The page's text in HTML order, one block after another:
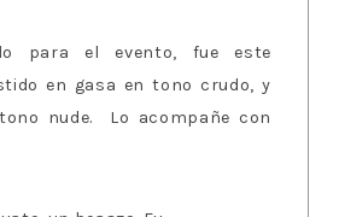
para el evento, fue este
en gasa en tono crudo, y
nude. Lo acompañe con